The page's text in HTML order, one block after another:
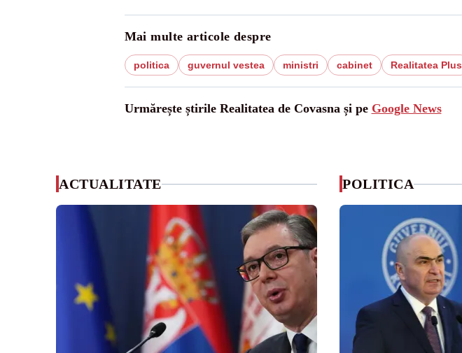
Mai multe articole despre
politica guvernul vestea ministri cabinet Realitatea Plus
Urmărește știrile Realitatea de Covasna și pe Google News
ACTUALITATE POLITICA